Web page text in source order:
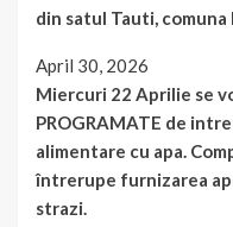
din satul Tauti,
April 30, 2026
Miercuri 22 Aprilie se
PROGRAMATE de
alimentare cu apa.
întrerupe furnizarea
strazi.